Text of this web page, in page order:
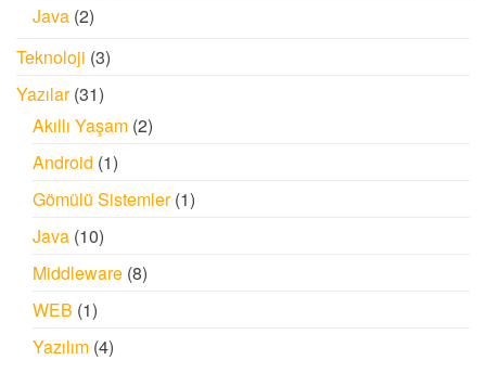
Java (2)
Teknoloji (3)
Yazılar(31)
Akıllı Yaşam (2)
Android (1)
Gömülü Sistemler(1)
Java (10)
Middleware (8)
WEB (1)
Yazılım (4)